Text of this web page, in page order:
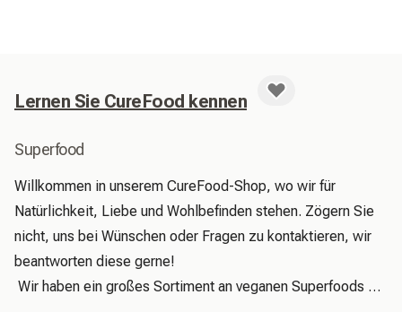
Lernen Sie CureFood kennen
Superfood
Willkommen in unserem CureFood-Shop, wo wir für
Natürlichkeit, Liebe und Wohlbefinden stehen. Zögern Sie
nicht, uns bei Wünschen oder Fragen zu kontaktieren, wir
beantworten diese gerne!
Wir haben ein großes Sortiment an veganen Superfoods